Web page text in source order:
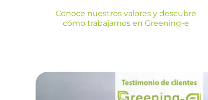
Conoce nuestros valores y descubre
cómo trabajamos en Greening-e
Testimonio de